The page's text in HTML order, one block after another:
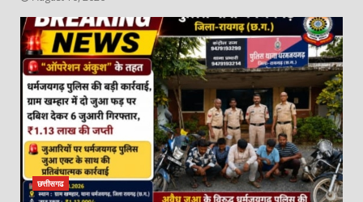
4
लैलूंगा में धूमधाम से मनाया गया विश्व
आदिवासी दिवस
August 10, 2026
विश्व आदिवासी दिवस पर भव्य आयोजन…
August 10, 2026
छत्तीसगढ